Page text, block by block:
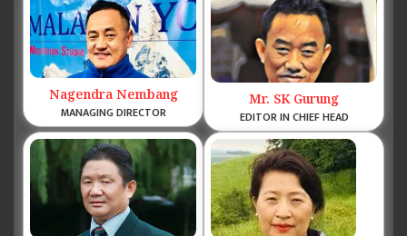
Nagendra Nembang
MANAGING DIRECTOR
Mr. SK Gurung
EDITOR IN CHIEF HEAD